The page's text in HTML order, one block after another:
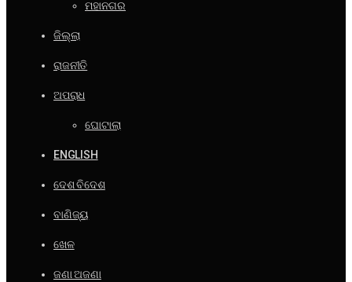
ମହାନଗର
ଜିଲ୍ଲା
ରାଜନୀତି
ଅପରାଧ
ଘୋଟାଲା
ENGLISH
ଦେଶ ବିଦେଶ
ବାଣିଜ୍ୟ
ଖେଳ
ଜଣା ଅଜଣା